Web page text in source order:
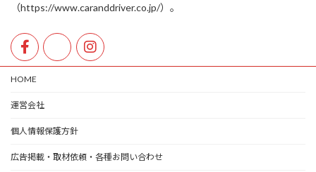
（https://www.caranddriver.co.jp/）。
HOME
運営会社
個人情報保護方針
広告掲載・取材依頼・各種お問い合わせ